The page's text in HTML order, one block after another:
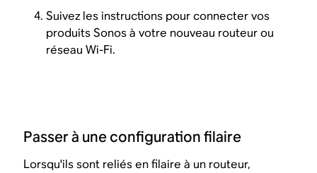
Suivez les instructions pour connecter vos
produits Sonos à votre nouveau routeur ou
réseau Wi-Fi.
Passer à une configuration filaire
Lorsqu'ils sont reliés en filaire à un routeur,